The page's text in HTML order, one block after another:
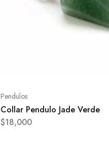
Pendulos
Collar Pendulo Jade Verde
$18,000